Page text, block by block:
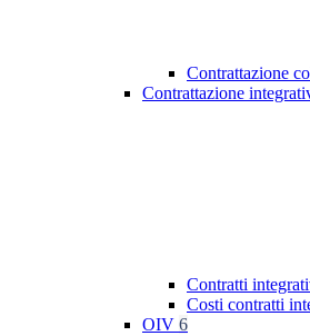
Contrattazione
Contrattazione
Contratti
Costi contratti
OIV 6